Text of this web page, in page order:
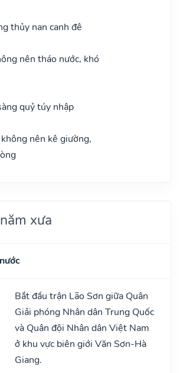
thủy nan canh đê
nên tháo nước, khó
quỷ túy nhập
nên kê giường,
xưa
Bắt đầu trận Lão Sơn giữa Quân
Giải phóng Nhân dân Trung Quốc
và Quân đội Nhân dân Việt Nam
ở khu vực biên giới Văn Sơn-Hà
Giang.